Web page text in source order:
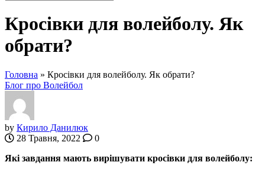
Кросівки для волейболу. Як
обрати?
Головна » Кросівки для волейболу. Як обрати?
Блог про Волейбол
by Кирило Данилюк
28 Травня, 2022
0
Які завдання мають вирішувати кросівки для волейболу: